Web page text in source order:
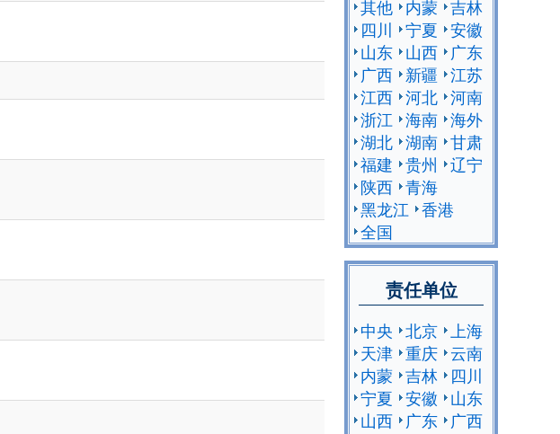
其他 内蒙 吉林
四川
宁夏 安徽
山东 山西
广东
广西 新疆 江苏
江西 河北 河南
浙江 海南 海外
湖北 湖南 甘肃
福建 贵州
辽宁
陕西 青海
黑龙江 香港
全国
责任单位
中央 北京
上海
天津 重庆 云南
内蒙 吉林
四川
宁夏 安徽
山东
山西
广东
广西